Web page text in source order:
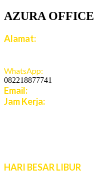
AZURA OFFICE
Alamat:
WhatsApp:
082218877741
Email:
Jam Kerja:
HARI BESAR LIBUR